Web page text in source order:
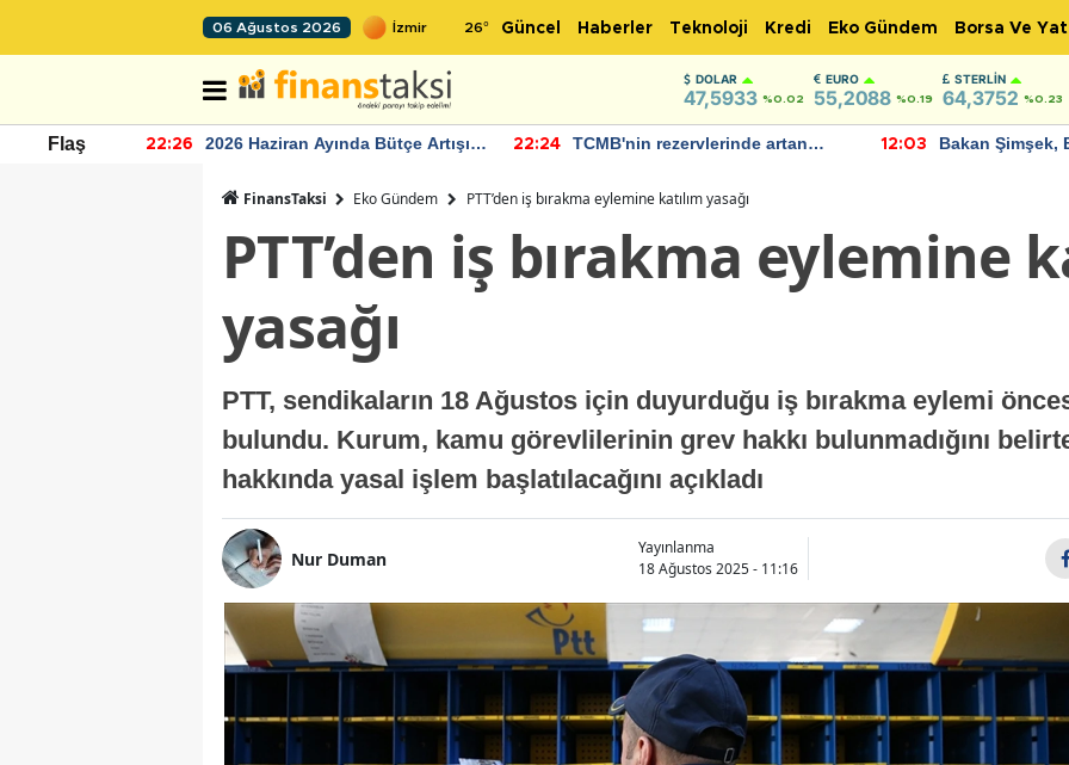
06 Ağustos 2026 26° Güncel Haberler Teknoloji Kredi Eko Gündem Borsa Ve
DOLAR
47,5933 %0.02
EURO
55,2088 %0.19
STERLIN
64,3752 %0.23
Flaş 22:26
2026 Haziran Ayında Bütçe Artışı
22:24
TCMB'nin rezervlerinde artan
12:03
Bakan Şimşek,
FinansTaksi Eko Gündem PTT’den iş bırakma eylemine katılım yasağı
PTT’den iş bırakma eylemine
yasağı
PTT, sendikaların 18 Ağustos için duyurduğu iş bırakma eylemi
bulundu. Kurum, kamu görevlilerinin grev hakkı bulunmadığını
hakkında yasal işlem başlatılacağını açıkladı
Nur Duman
Yayınlanma
18 Ağustos 2025 - 11:16